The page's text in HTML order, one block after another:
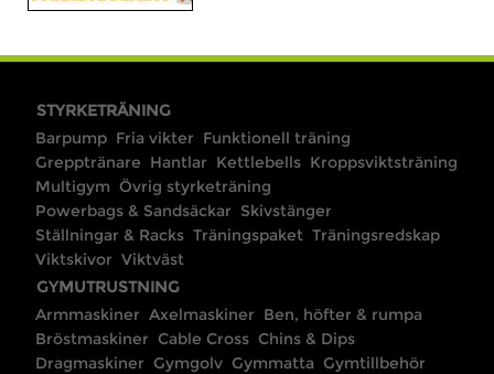
STYRKETRÄNING
Barpump Fria vikter Funktionell träning
Grepptränare Hantlar Kettlebells Kroppsviktsträning
Multigym Övrig styrketräning
Powerbags & Sandsäckar Skivstänger
Ställningar & Racks Träningspaket Träningsredskap
Viktskivor Viktväst
GYMUTRUSTNING
Armmaskiner Axelmaskiner Ben, höfter & rumpa
Bröstmaskiner Cable Cross Chins & Dips
Dragmaskiner Gymgolv Gymmatta Gymtillbehör